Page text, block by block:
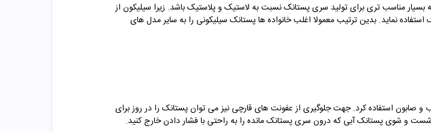
بسیار مناسب تری برای تولید سری پستانک نسبت به لاستیک و پلاستیک باشد. زیرا سیلیکون از
نماید. بدین ترتیب معمولا اغلب خانواده ها پستانک سیلیکونی را به سایر مدل های
و صابون استفاده کرد. جهت جلوگیری از عفونت های قارچی نیز می توان پستانک را در روز برای
و شوی پستانک آبی که درون سری پستانک مانده را به راحتی با فشار دادن خارج کنید.